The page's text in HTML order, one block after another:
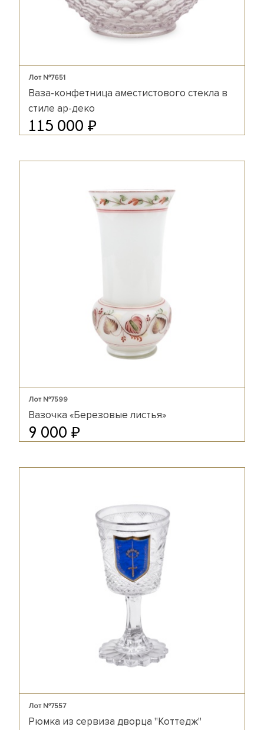
Лот №7651
Ваза-конфетница аместистового стекла в
стиле ар-деко
115 000 ₽
Лот №7599
Вазочка «Березовые листья»
9 000 ₽
Лот №7557
Рюмка из сервиза дворца "Коттедж"